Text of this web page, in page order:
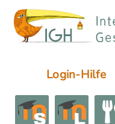
Login-Hilfe